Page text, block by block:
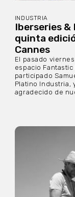
INDUSTRIA
Iberseries
quinta
Cannes
El pasado
espacio Fantastic
participado
Platino Industria,
agradecido de